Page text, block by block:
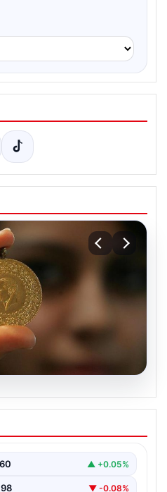
22 Mayıs: Altın
mü, çıktı mı?
▲ +0.05%
▼ -0.08%